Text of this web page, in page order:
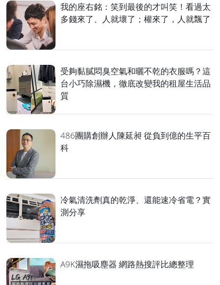
我的座右銘：笑到最後的才叫笑！看過太
多錢來了、人就壞了；權來了，人就飄了
受夠黏膩悶臭空氣和曬不乾的衣服嗎？這
台小巧除濕機，徹底改變我的租屋生活品
質
486團購創辦人陳延昶 從負到億的生平百
科
冷氣清洗劑真的乾淨、還能速冷省電？實
測分享
A9K濕拖吸塵器 網路熱搜評比總整理